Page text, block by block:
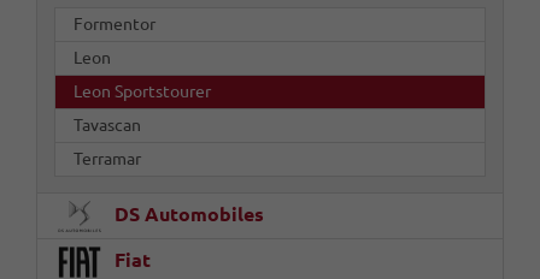
Formentor
Leon
Leon Sportstourer
Tavascan
Terramar
DS Automobiles
Fiat